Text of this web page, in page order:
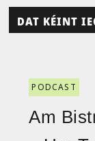
DAT KÉINT
PODCAST
Am